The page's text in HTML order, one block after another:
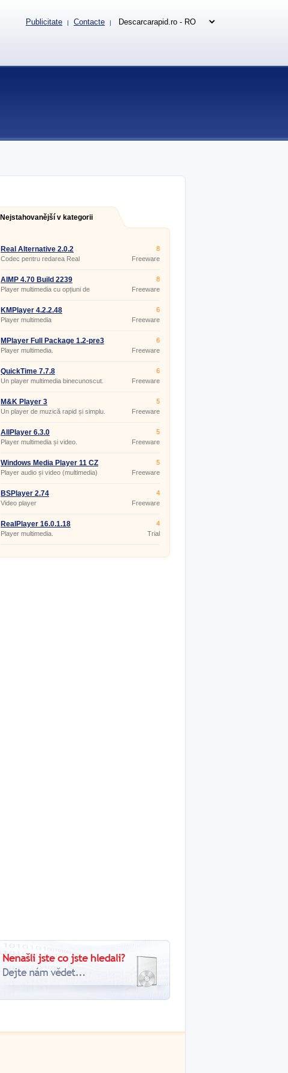
Nejstahovanější v kategorii
Real Alternative 2.0.2
Codec pentru redarea Real
8
Freeware
AIMP 4.70 Build 2239
Player multimedia cu opțiuni de
8
Freeware
KMPlayer 4.2.2.48
Player multimedia
6
Freeware
MPlayer Full Package 1.2-pre3
Build 38
Player multimedia.
6
Freeware
QuickTime 7.7.8
Un player multimedia binecunoscut.
6
Freeware
M&K Player 3
Un player de muzică rapid și simplu.
5
Freeware
AllPlayer 6.3.0
Player multimedia și video.
5
Freeware
Windows Media Player 11 CZ
Player audio și video (multimedia)
5
Freeware
BSPlayer 2.74
Video player
4
Freeware
RealPlayer 16.0.1.18
Player multimedia.
4
Trial
Publicitate | Contacte |